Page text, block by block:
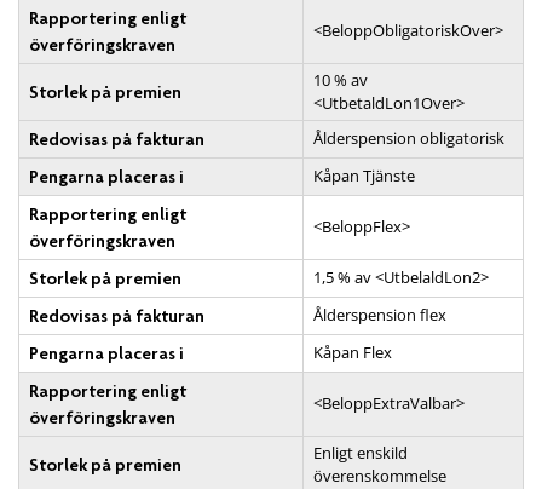
Rapportering enligt
överföringskraven
<BeloppObligatoriskOver>
Storlek på premien
10 % av
<UtbetaldLon1Over>
Redovisas på fakturan
Ålderspension obligatorisk
Pengarna placeras i
Kåpan Tjänste
Rapportering enligt
överföringskraven
<BeloppFlex>
Storlek på premien
1,5 % av <UtbelaldLon2>
Redovisas på fakturan
Ålderspension flex
Pengarna placeras i
Kåpan Flex
Rapportering enligt
överföringskraven
<BeloppExtraValbar>
Storlek på premien
Enligt enskild
överenskommelse